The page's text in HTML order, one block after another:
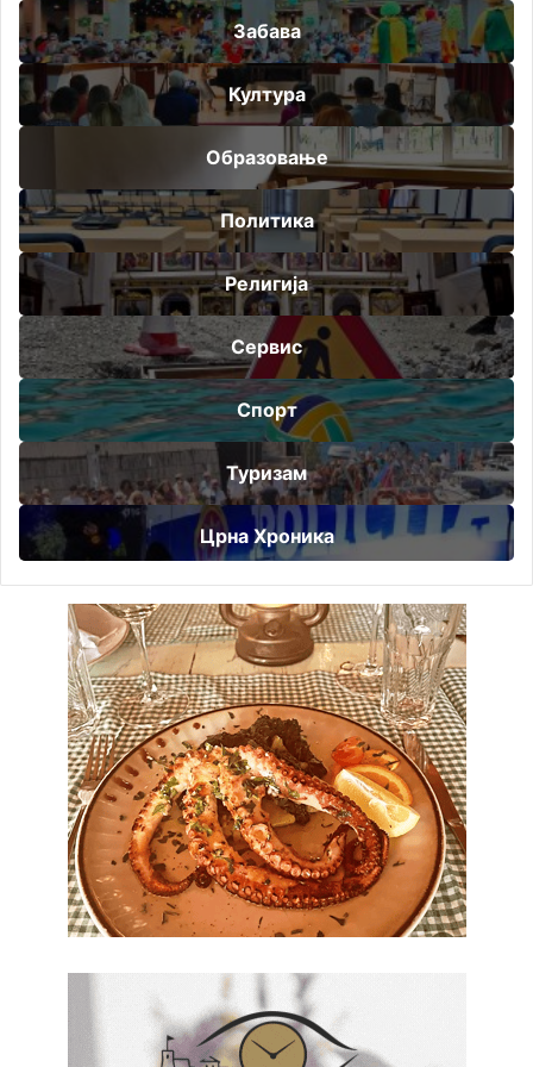
Забава
Култура
Образовање
Политика
Религија
Сервис
Спорт
Туризам
Црна Хроника